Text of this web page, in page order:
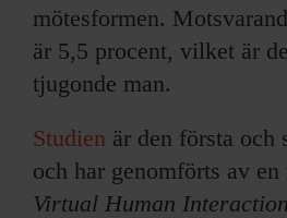
mötesformen.
är 5,5 procent, vilket är
tjugonde man.
Studien är den första och
och har genomförts av
Virtual Human